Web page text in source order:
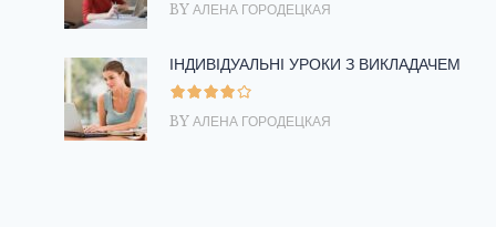
BY АЛЕНА ГОРОДЕЦКАЯ
ІНДИВІДУАЛЬНІ УРОКИ З ВИКЛАДАЧЕМ
BY АЛЕНА ГОРОДЕЦКАЯ